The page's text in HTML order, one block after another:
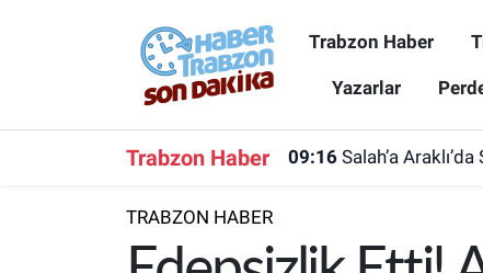
Trabzon Haber
Yazarlar
Trabzon Haber 09:16 Salah’a
TRABZON HABER
Trabzon Haber
Karadeniz
Trabzon Nöbetçi Eczaneler
Trabzon Trafik Yoğunluk Haritası